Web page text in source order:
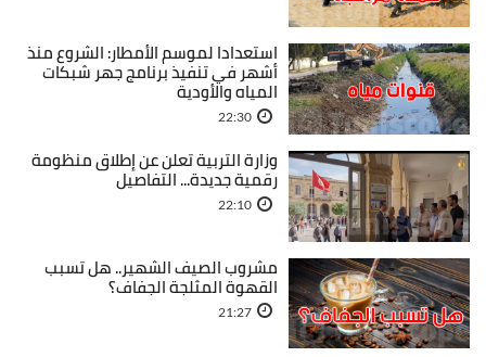
استعدادا لموسم الأمطار: الشروع منذ
أشهر في تنفيذ برنامج جهر شبكات
المياه والأودية
22:30
وزارة التربية تعلن عن إطلاق منظومة
رقمية جديدة... التفاصيل
22:10
مشروب الصيف الشهير.. هل تسبب
القهوة المثلجة الجفاف؟
21:27